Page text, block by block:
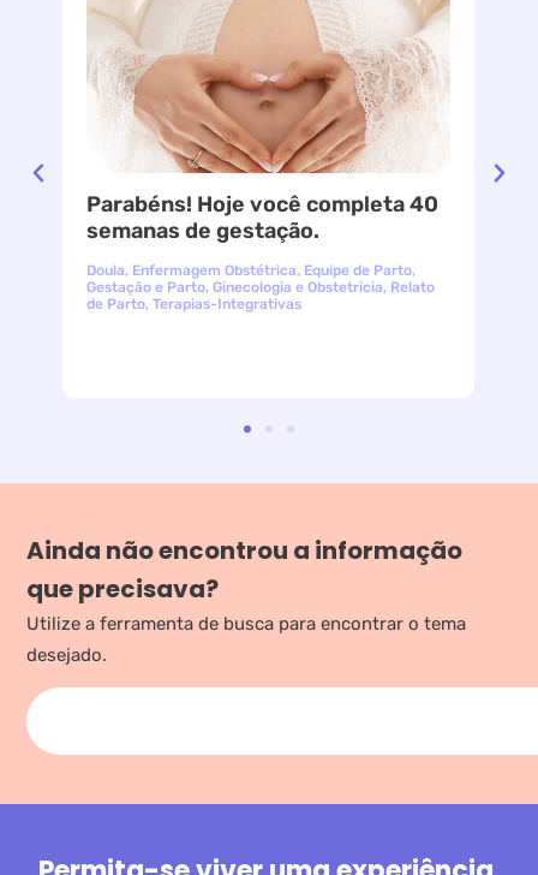
Parabéns! Hoje você completa 40
semanas de gestação.
Doula, Enfermagem Obstétrica, Equipe de Parto,
Gestação e Parto,Ginecologia e Obstetricia, Relato
de Parto,Terapias-Integrativas
Ainda não encontrou a informação
que precisava?
Utilize a ferramenta de busca para encontrar o tema
desejado.